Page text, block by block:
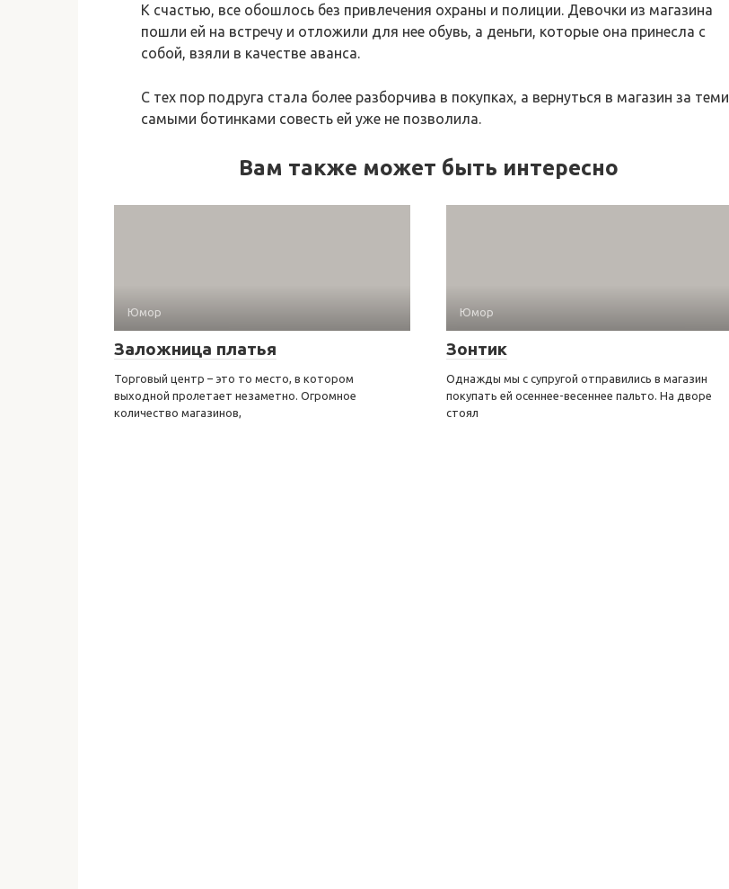
К счастью, все обошлось без привлечения охраны и полиции. Девочки из магазина
пошли ей на встречу и отложили для нее обувь, а деньги, которые она принесла с
собой, взяли в качестве аванса.
С тех пор подруга стала более разборчива в покупках, а вернуться в магазин за теми
самыми ботинками совесть ей уже не позволила.
Вам также может быть интересно
Юмор
Заложница платья
Торговый центр – это то место, в котором
выходной пролетает незаметно. Огромное
количество магазинов,
Юмор
Зонтик
Однажды мы с супругой отправились в магазин
покупать ей осеннее-весеннее пальто. На дворе
стоял